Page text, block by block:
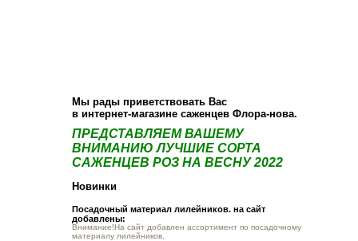
Мы рады приветствовать Вас
в интернет-магазине саженцев Флора-нова.
ПРЕДСТАВЛЯЕМ ВАШЕМУ
ВНИМАНИЮ ЛУЧШИЕ СОРТА
САЖЕНЦЕВ РОЗ НА ВЕСНУ 2022
Новинки
Посадочный материал лилейников. на сайт
добавлены:
Внимание!На сайт добавлен ассортимент по посадочному
материалу лилейников.